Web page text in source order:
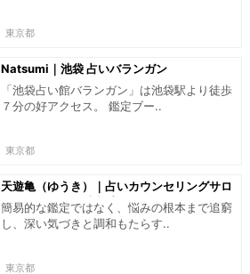
東京都
Natsumi｜池袋 占いバランガン
「池袋占い館バランガン」は池袋駅より徒歩
７分の好アクセス。 鑑定ブー..
東京都
天遊亀（ゆうき）｜占いカウンセリングサロ
ン インスパイア吉祥寺
簡易的な鑑定ではなく、悩みの根本まで追窮
し、深い気づきと調和もたらす..
東京都